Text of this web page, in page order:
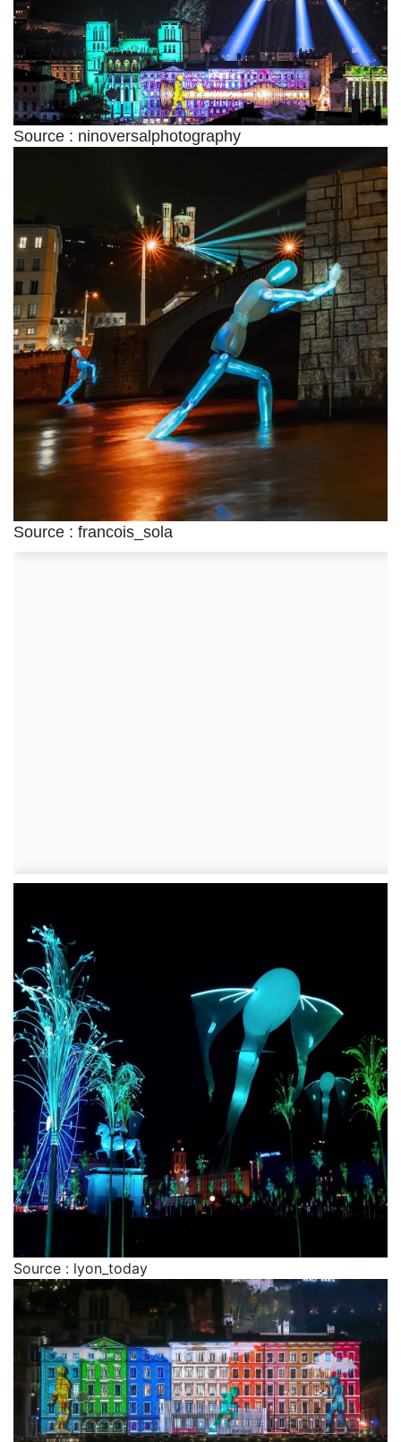
Source : ninoversalphotography
Source : francois_sola
Source : lyon_today